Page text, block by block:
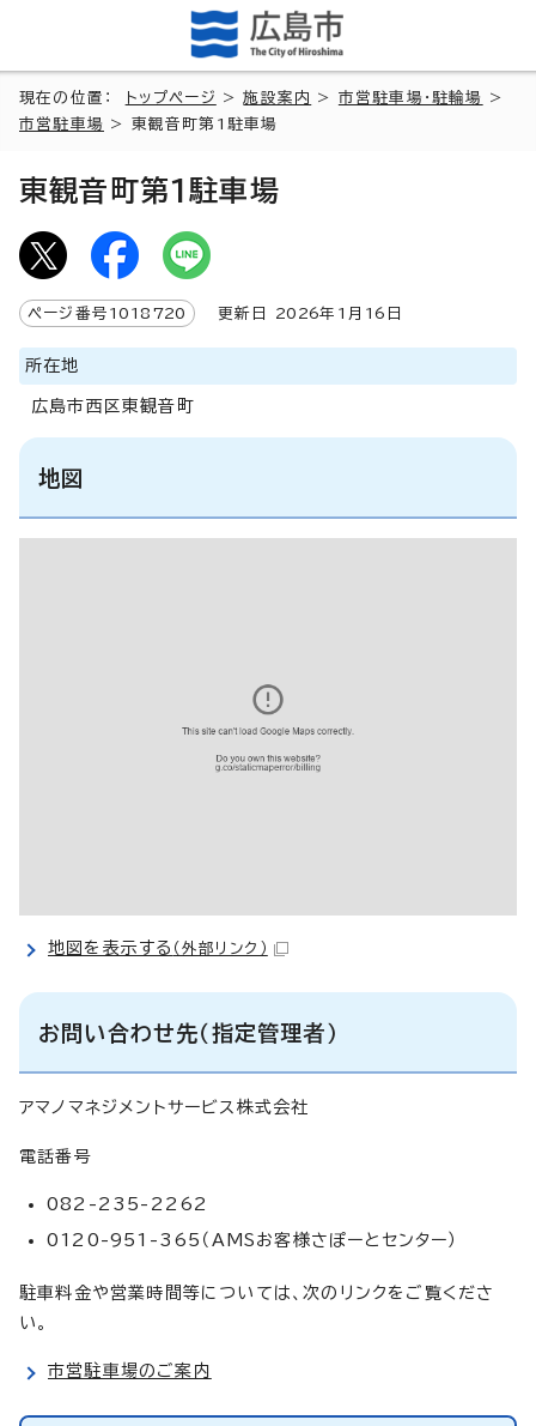
現在の位置： トップページ >施設案内 > 市営駐車場・駐輪場
>
市営駐車場 > 東観音町第1駐車場
東観音町第1駐車場
ページ番号 1018720 更新日 2026年1月 16 日
所在地
広島市西区東観音町
地図
地図を表示する （外部リンク）
お問い合わせ先（指定管理者）
アマノマネジメントサービス株式会社
電話番号
082-235-2262
0120-951-365（AMSお客様さぽーとセンター）
駐車料金や営業時間等については、次のリンクをご覧くださ
い。
市営駐車場のご案内